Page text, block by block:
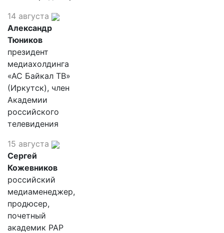
14 августа
Александр
Тюников
президент
медиахолдинга
«АС Байкал ТВ»
(Иркутск), член
Академии
российского
телевидения
15 августа
Сергей
Кожевников
российский
медиаменеджер,
продюсер,
почетный
академик РАР